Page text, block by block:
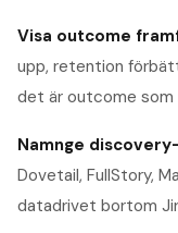
Visa outcome
upp, retention
det är outcome som
Namnge
Dovetail, FullStory,
datadrivet bortom